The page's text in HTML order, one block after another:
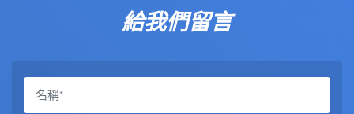
給我們留言